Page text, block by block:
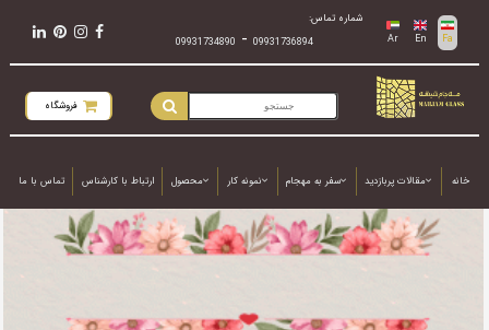
Fa
En
Ar
شماره تماس:
09931736894
-
09931734890
فروشگاه
خانه مقالات پربازدید سفر به مهجام نمونه کار محصول ارتباط با کارشناس تماس با ما